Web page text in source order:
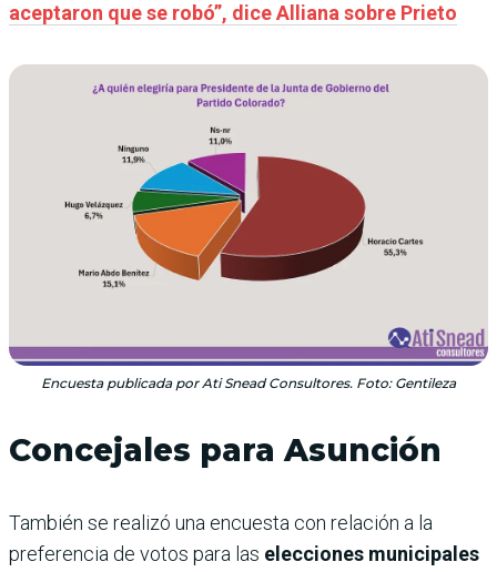
aceptaron que se robó”, dice Alliana sobre Prieto
Encuesta publicada por Ati Snead Consultores. Foto: Gentileza
Concejales para Asunción
También se realizó una encuesta con relación a la
preferencia de votos para las elecciones municipales